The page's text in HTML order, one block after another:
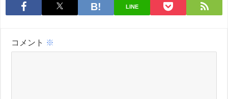
LINE
コメント ※